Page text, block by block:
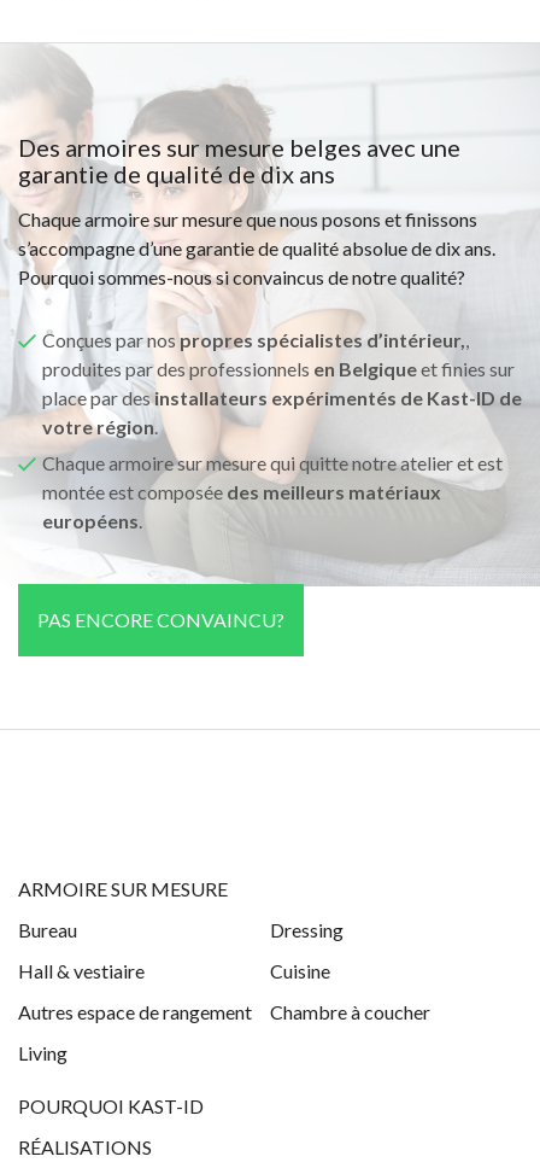
Des armoires sur mesure belges avec une
garantie de qualité de dix ans
Chaque armoire sur mesure que nous posons et finissons
s’accompagne d’une garantie de qualité absolue de dix ans.
Pourquoi sommes-nous si convaincus de notre qualité?
Conçues par nospropres spécialistes d’intérieur,,
produites par des professionnels en Belgiqueet finies sur
place par desinstallateurs expérimentés de Kast-ID de
votre région.
Chaque armoire sur mesure qui quitte notre atelier et est
montée est composée des meilleurs matériaux
européens.
PAS ENCORE CONVAINCU?
ARMOIRE SUR MESURE
Bureau
Dressing
Hall & vestiaire
Cuisine
Autres espace de rangement
Chambre à coucher
Living
POURQUOI KAST-ID
RÉALISATIONS